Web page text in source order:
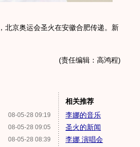
北京奥运会圣火在安徽合肥传递。新
(责任编辑：高鸿程)
08-05-28 09:19
08-05-28 09:05
08-05-28 08:39
相关推荐
李娜的音乐
圣火的新闻
李娜 演唱会